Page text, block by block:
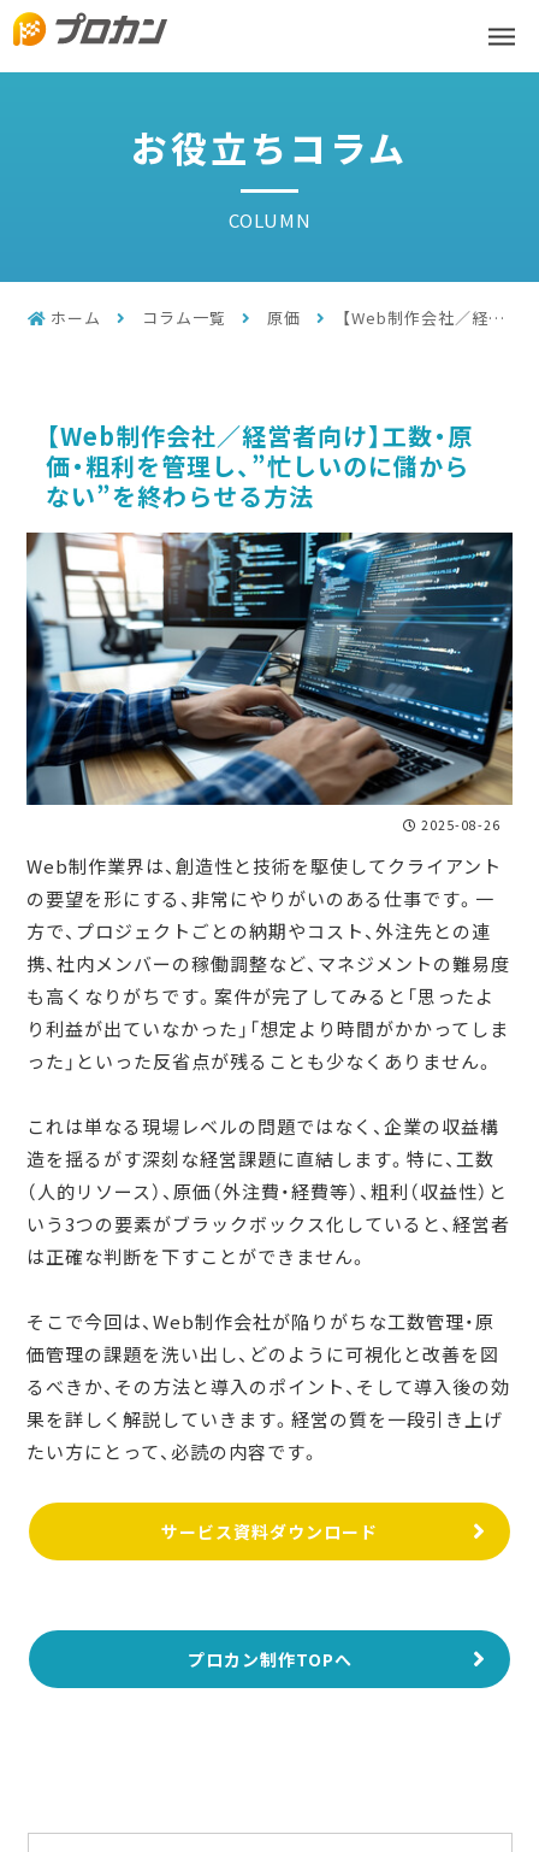
お役立ちコラム
COLUMN
ホーム コラム一覧 原価 【Web制作会社／経営者向け】工数・原価・粗利を管理し、”忙しいのに儲からない”を終わらせる方法
【Web制作会社／経営者向け】工数・原
価・粗利を管理し、”忙しいのに儲から
ない”を終わらせる方法
2025-08-26
Web制作業界は、創造性と技術を駆使してクライアント
の要望を形にする、非常にやりがいのある仕事です。一
方で、プロジェクトごとの納期やコスト、外注先との連
携、社内メンバーの稼働調整など、マネジメントの難易度
も高くなりがちです。案件が完了してみると「思ったよ
り利益が出ていなかった」「想定より時間がかかってしま
った」といった反省点が残ることも少なくありません。
これは単なる現場レベルの問題ではなく、企業の収益構
造を揺るがす深刻な経営課題に直結します。特に、工数
（人的リソース）、原価（外注費・経費等）、粗利（収益性）と
いう3つの要素がブラックボックス化していると、経営者
は正確な判断を下すことができません。
そこで今回は、Web制作会社が陥りがちな工数管理・原
価管理の課題を洗い出し、どのように可視化と改善を図
るべきか、その方法と導入のポイント、そして導入後の効
果を詳しく解説していきます。経営の質を一段引き上げ
たい方にとって、必読の内容です。
サービス資料ダウンロード
プロカン制作TOPへ